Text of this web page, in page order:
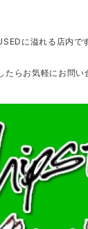
に溢れる店内で
たらお気軽にお問